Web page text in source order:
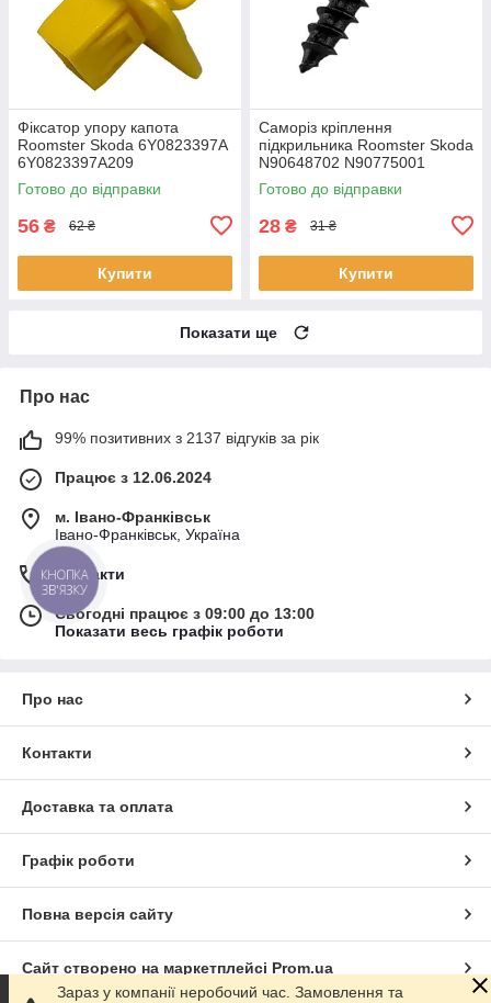
Фіксатор упору капота
Roomster Skoda 6Y0823397A
6Y0823397A209
Готово до відправки
56 ₴ 62 ₴
Купити
Саморіз кріплення
підкрильника Roomster Skoda
N90648702 N90775001
Готово до відправки
28 ₴ 31 ₴
Купити
Показати ще
Про нас
99% позитивних з 2137 відгуків за рік
Працює з 12.06.2024
м. Івано-Франківськ
Івано-Франківськ, Україна
Контакти
Сьогодні працює з 09:00 до 13:00
Показати весь графік роботи
Про нас
Контакти
Доставка та оплата
Графік роботи
Повна версія сайту
Сайт створено на маркетплейсі Prom.ua
Зараз у компанії неробочий час. Замовлення та
КНОПКА
ЗВ'ЯЗКУ